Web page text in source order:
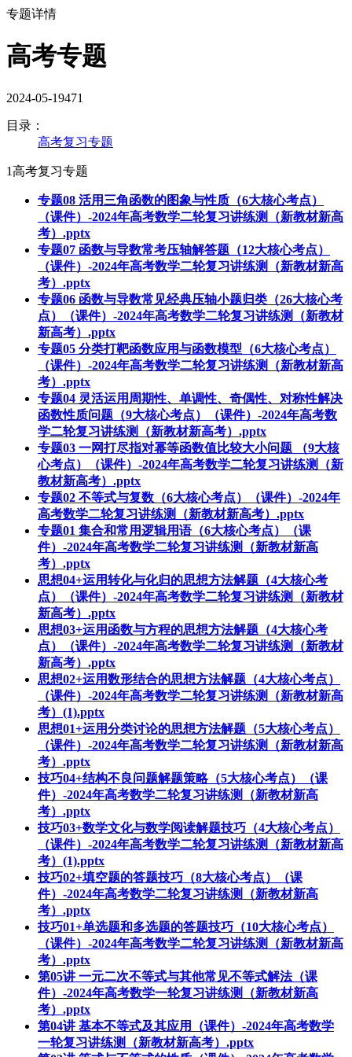
专题详情
高考专题
2024-05-19471
目录：
高考复习专题
1高考复习专题
专题08 活用三角函数的图象与性质（6大核心考点）
（课件）-2024年高考数学二轮复习讲练测（新教材新高
考）.pptx
专题07 函数与导数常考压轴解答题（12大核心考点）
（课件）-2024年高考数学二轮复习讲练测（新教材新高
考）.pptx
专题06 函数与导数常见经典压轴小题归类（26大核心考
点）（课件）-2024年高考数学二轮复习讲练测（新教材
新高考）.pptx
专题05 分类打靶函数应用与函数模型（6大核心考点）
（课件）-2024年高考数学二轮复习讲练测（新教材新高
考）.pptx
专题04 灵活运用周期性、单调性、奇偶性、对称性解决
函数性质问题（9大核心考点）（课件）-2024年高考数
学二轮复习讲练测（新教材新高考）.pptx
专题03 一网打尽指对幂等函数值比较大小问题 （9大核
心考点）（课件）-2024年高考数学二轮复习讲练测（新
教材新高考）.pptx
专题02 不等式与复数（6大核心考点）（课件）-2024年
高考数学二轮复习讲练测（新教材新高考）.pptx
专题01 集合和常用逻辑用语（6大核心考点）（课
件）-2024年高考数学二轮复习讲练测（新教材新高
考）.pptx
思想04+运用转化与化归的思想方法解题（4大核心考
点）（课件）-2024年高考数学二轮复习讲练测（新教材
新高考）.pptx
思想03+运用函数与方程的思想方法解题（4大核心考
点）（课件）-2024年高考数学二轮复习讲练测（新教材
新高考）.pptx
思想02+运用数形结合的思想方法解题（4大核心考点）
（课件）-2024年高考数学二轮复习讲练测（新教材新高
考）(1).pptx
思想01+运用分类讨论的思想方法解题（5大核心考点）
（课件）-2024年高考数学二轮复习讲练测（新教材新高
考）.pptx
技巧04+结构不良问题解题策略（5大核心考点）（课
件）-2024年高考数学二轮复习讲练测（新教材新高
考）.pptx
技巧03+数学文化与数学阅读解题技巧（4大核心考点）
（课件）-2024年高考数学二轮复习讲练测（新教材新高
考）(1).pptx
技巧02+填空题的答题技巧（8大核心考点）（课
件）-2024年高考数学二轮复习讲练测（新教材新高
考）.pptx
技巧01+单选题和多选题的答题技巧（10大核心考点）
（课件）-2024年高考数学二轮复习讲练测（新教材新高
考）.pptx
第05讲 一元二次不等式与其他常见不等式解法（课
件）-2024年高考数学一轮复习讲练测（新教材新高
考）.pptx
第04讲 基本不等式及其应用（课件）-2024年高考数学
一轮复习讲练测（新教材新高考）.pptx